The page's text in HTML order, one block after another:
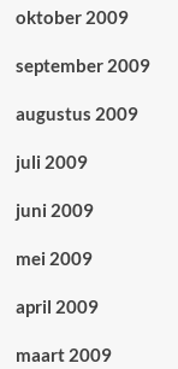
oktober 2009
september 2009
augustus 2009
juli 2009
juni 2009
mei 2009
april 2009
maart 2009